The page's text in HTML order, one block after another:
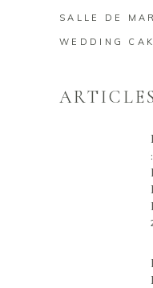
SALLE DE
WEDDING